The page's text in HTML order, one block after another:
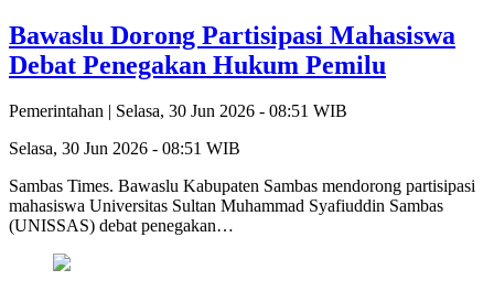
Bawaslu Dorong Partisipasi Mahasiswa
Debat Penegakan Hukum Pemilu
Pemerintahan | Selasa, 30 Jun 2026 - 08:51 WIB
Selasa, 30 Jun 2026 - 08:51 WIB
Sambas Times. Bawaslu Kabupaten Sambas mendorong partisipasi
mahasiswa Universitas Sultan Muhammad Syafiuddin Sambas
(UNISSAS) debat penegakan…